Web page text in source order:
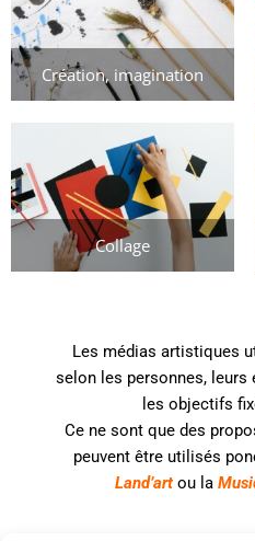
Création, imagination
Collage
Les médias artistiques
selon les personnes,
les objectifs
Ce ne sont que des
peuvent être utilisés
Land’artou la